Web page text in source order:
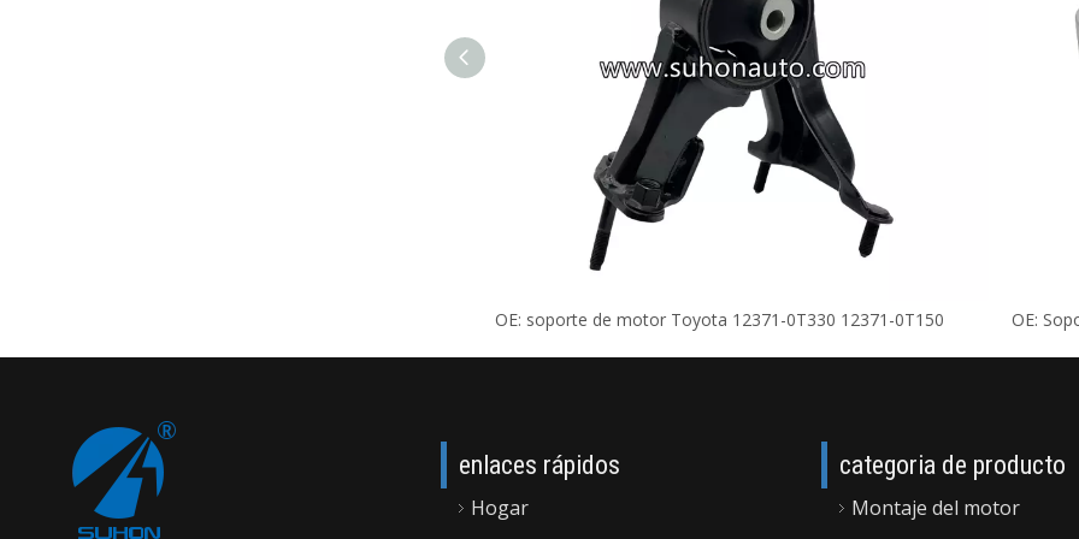
OE: soporte de motor Toyota 12371-0T330 12371-0T150 OE:
enlaces rápidos
Hogar
categoria de producto
Montaje del motor